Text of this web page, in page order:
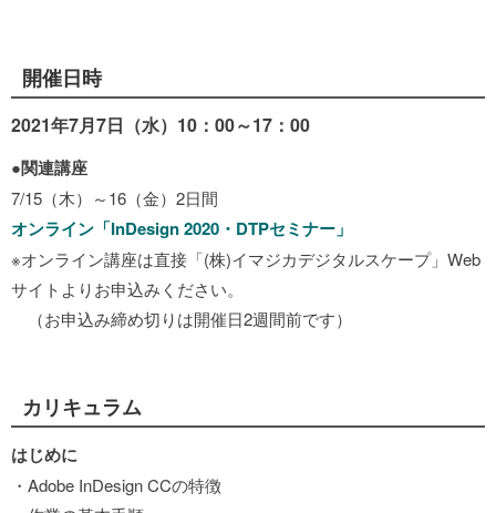
開催日時
2021年7月7日（水）10：00～17：00
●関連講座
7/15（木）～16（金）2日間
オンライン「InDesign 2020・DTPセミナー」
※オンライン講座は直接「(株)イマジカデジタルスケープ」Web
サイトよりお申込みください。
（お申込み締め切りは開催日2週間前です）
カリキュラム
はじめに
・Adobe InDesign CCの特徴